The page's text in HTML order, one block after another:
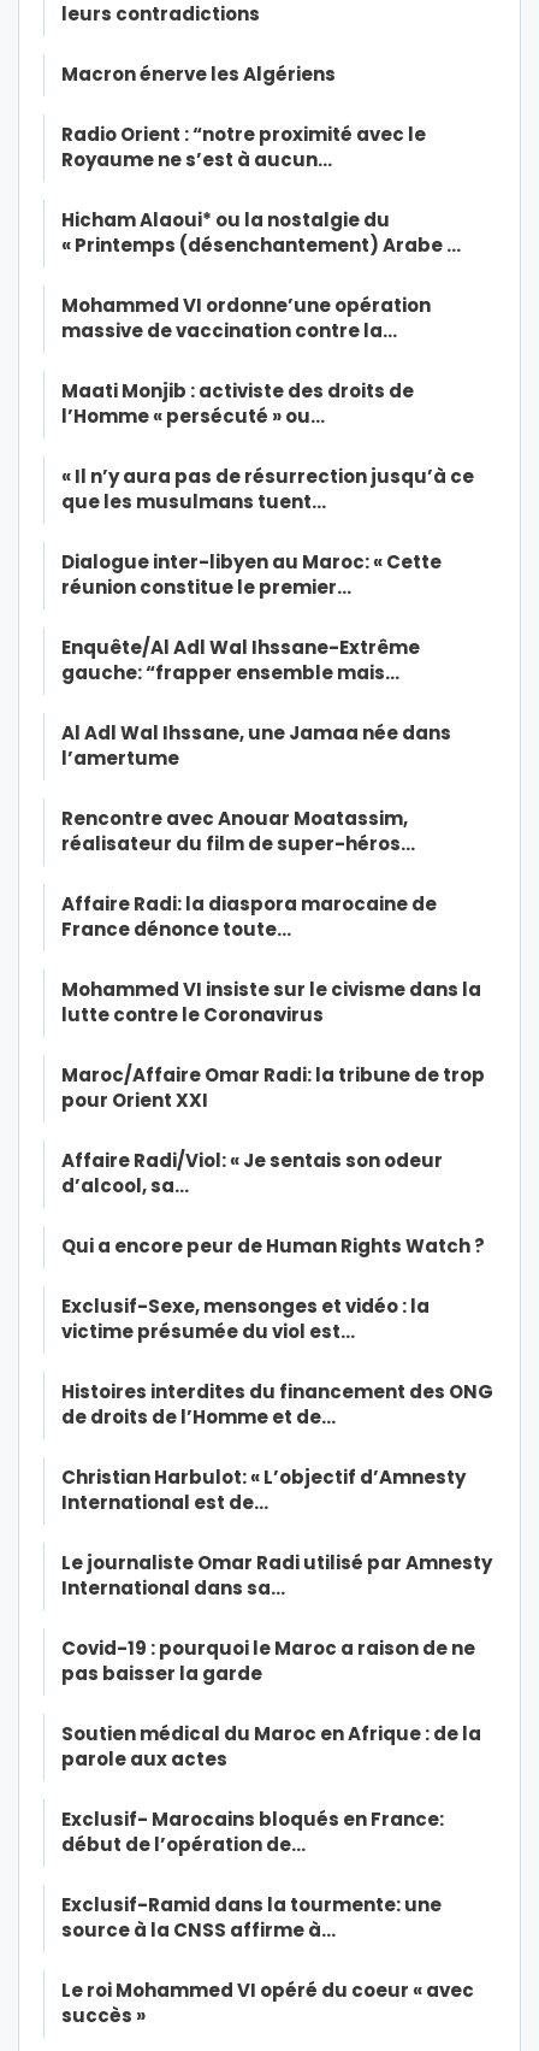
leurs contradictions
Macron énerve les Algériens
Radio Orient : “notre proximité avec le
Royaume ne s’est à aucun…
Hicham Alaoui* ou la nostalgie du
« Printemps (désenchantement) Arabe …
Mohammed VI ordonne’une opération
massive de vaccination contre la…
Maati Monjib : activiste des droits de
l’Homme « persécuté » ou…
« Il n’y aura pas de résurrection jusqu’à ce
que les musulmans tuent…
Dialogue inter-libyen au Maroc: « Cette
réunion constitue le premier…
Enquête/Al Adl Wal Ihssane-Extrême
gauche: “frapper ensemble mais…
Al Adl Wal Ihssane, une Jamaa née dans
l’amertume
Rencontre avec Anouar Moatassim,
réalisateur du film de super-héros…
Affaire Radi: la diaspora marocaine de
France dénonce toute…
Mohammed VI insiste sur le civisme dans la
lutte contre le Coronavirus
Maroc/Affaire Omar Radi: la tribune de trop
pour Orient XXI
Affaire Radi/Viol: « Je sentais son odeur
d’alcool, sa…
Qui a encore peur de Human Rights Watch ?
Exclusif-Sexe, mensonges et vidéo : la
victime présumée du viol est…
Histoires interdites du financement des ONG
de droits de l’Homme et de…
Christian Harbulot: « L’objectif d’Amnesty
International est de…
Le journaliste Omar Radi utilisé par Amnesty
International dans sa…
Covid-19 : pourquoi le Maroc a raison de ne
pas baisser la garde
Soutien médical du Maroc en Afrique : de la
parole aux actes
Exclusif- Marocains bloqués en France:
début de l’opération de…
Exclusif-Ramid dans la tourmente: une
source à la CNSS affirme à…
Le roi Mohammed VI opéré du coeur « avec
succès »